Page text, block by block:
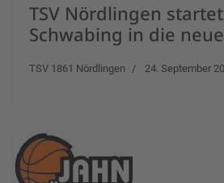
TSV Nördlingen
Schwabing in die
TSV 1861 Nördlingen 24. September